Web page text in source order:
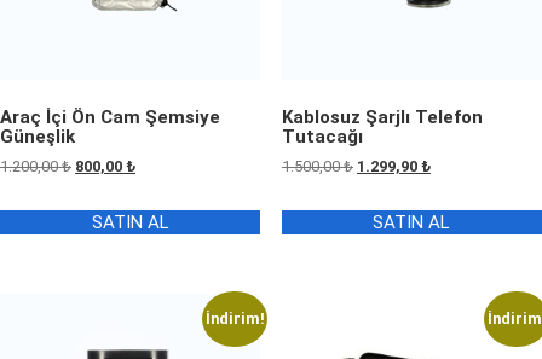
Araç İçi Ön Cam Şemsiye
Güneşlik
1.200,00₺ Orijinal
1.200,00 ₺.
800,00 ₺Şu
fiyat:
800,00 ₺.
SATIN AL
Kablosuz Şarjlı Telefon
Tutacağı
1.500,00₺ Orijinal
1.500,00 ₺.
1.299,90 ₺Şu
fiyat:
1.299,90 ₺.
SATIN AL
İndirim!